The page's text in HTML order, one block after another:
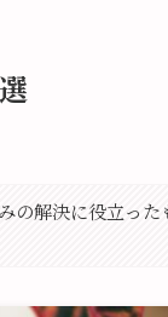
の解決に役立った